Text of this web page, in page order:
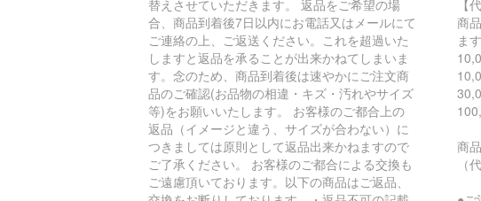
替えさせていただきます。 返品をご希望の場
合、商品到着後7日以内にお電話又はメールにて
ご連絡の上、ご返送ください。これを超過いた
しますと返品を承ることが出来かねてしまいま
す。念のため、商品到着後は速やかにご注文商
品のご確認(お品物の相違・キズ・汚れやサイズ
等)をお願いいたします。 お客様のご都合上の
返品（イメージと違う、サイズが合わない）に
つきましては原則として返品出来かねますので
ご了承ください。 お客様のご都合による交換も
ご遠慮頂いております。以下の商品はご返品、
【
商
ます
商
（